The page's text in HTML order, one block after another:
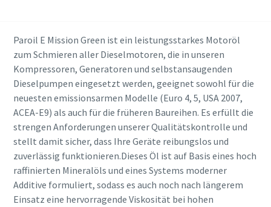
Paroil E Mission Green ist ein leistungsstarkes Motoröl
zum Schmieren aller Dieselmotoren, die in unseren
Kompressoren, Generatoren und selbstansaugenden
Dieselpumpen eingesetzt werden, geeignet sowohl für die
neuesten emissionsarmen Modelle (Euro 4, 5, USA 2007,
ACEA-E9) als auch für die früheren Baureihen. Es erfüllt die
strengen Anforderungen unserer Qualitätskontrolle und
stellt damit sicher, dass Ihre Geräte reibungslos und
zuverlässig funktionieren.Dieses Öl ist auf Basis eines hoch
raffinierten Mineralöls und eines Systems moderner
Additive formuliert, sodass es auch noch nach längerem
Einsatz eine hervorragende Viskosität bei hohen